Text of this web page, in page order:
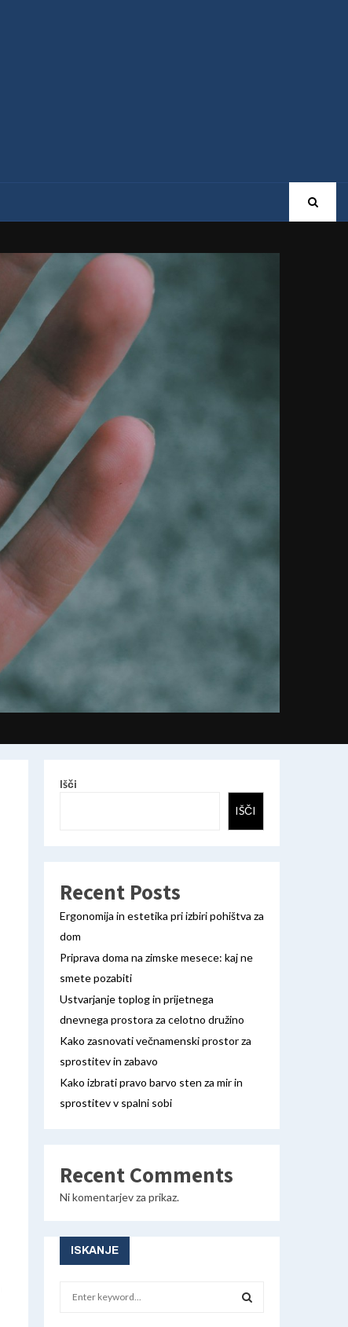
Išči
IŠČI
Recent Posts
Ergonomija in estetika pri izbiri pohištva za
dom
Priprava doma na zimske mesece: kaj ne
smete pozabiti
Ustvarjanje toplog in prijetnega
dnevnega prostora za celotno družino
Kako zasnovati večnamenski prostor za
sprostitev in zabavo
Kako izbrati pravo barvo sten za mir in
sprostitev v spalni sobi
Recent Comments
Ni komentarjev za prikaz.
ISKANJE